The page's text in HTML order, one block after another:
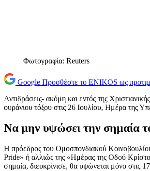
Φωτογραφία: Reuters
Google Προσθέστε το ENIKOS ως
Αντιδράσεις- ακόμη και εντός της
ουράνιου τόξου στις 26 Ιουλίου, Ημέρα της
Να μην υψώσει την σημαία
Η πρόεδρος του Ομοσπονδιακού
Pride» ή αλλιώς της «Ημέρας της Οδού
σημαία, διευκρίνισε, θα υψώνεται μόνο στις